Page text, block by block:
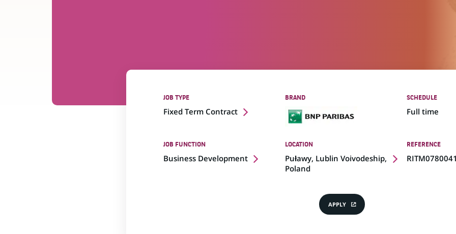
JOB TYPE
Fixed Term Contract
BRAND SCHEDULE
Full time
JOB FUNCTION
Business Development
LOCATION
Puławy, Lublin Voivodeship,
Poland
(Opens
in
REFERENCE
APPLY(OPENS
IN